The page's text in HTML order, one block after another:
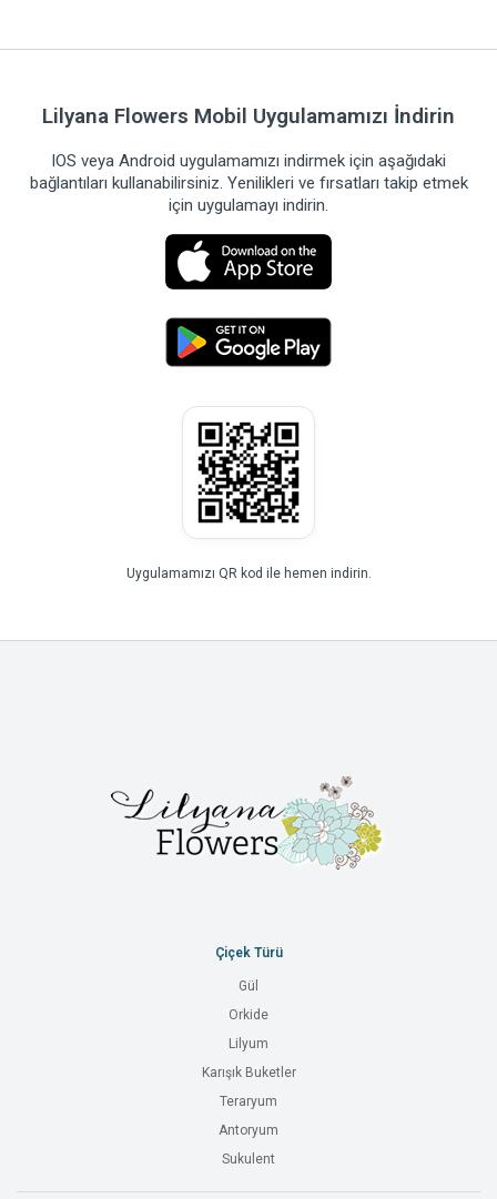
Lilyana Flowers Mobil Uygulamamızı İndirin
IOS veya Android uygulamamızı indirmek için aşağıdaki
bağlantıları kullanabilirsiniz. Yenilikleri ve fırsatları takip etmek
için uygulamayı indirin.
Uygulamamızı QR kod ile hemen indirin.
Çiçek Türü
Gül
Orkide
Lilyum
Karışık Buketler
Teraryum
Antoryum
Sukulent